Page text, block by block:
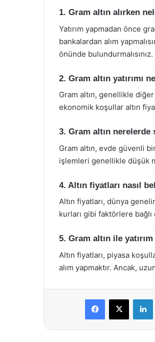
1. Gram altın alırken
Yatırım yapmadan önce
bankalardan alım
önünde bulundurmalısınız.
2. Gram altın yatırımı
Gram altın, genellikle diğer
ekonomik koşullar altın
3. Gram altın
Gram altın, evde güvenli
işlemleri genellikle düşük
4. Altın fiyatları nasıl
Altın fiyatları, dünya
kurları gibi faktörlere
5. Gram altın ile
Altın fiyatları, piyasa
alım yapmaktır. Ancak,
Facebook
X